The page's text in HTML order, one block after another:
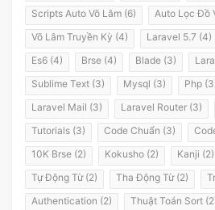
Scripts Auto Võ Lâm (6)
Auto Lọc Đồ
Võ Lâm Truyền Kỳ (4)
Laravel 5.7 (4)
Es6 (4)
Brse (4) Blade (3)
Sublime Text (3)
Mysql (3) Php
Laravel Mail (3)
Laravel Router (3)
Tutorials (3)
Code Chuẩn (3)
10K Brse (2)
Kokusho (2) Kanji (2)
Tự Động Từ (2)
Tha Động Từ (2)
Authentication (2)
Thuật Toán Sort